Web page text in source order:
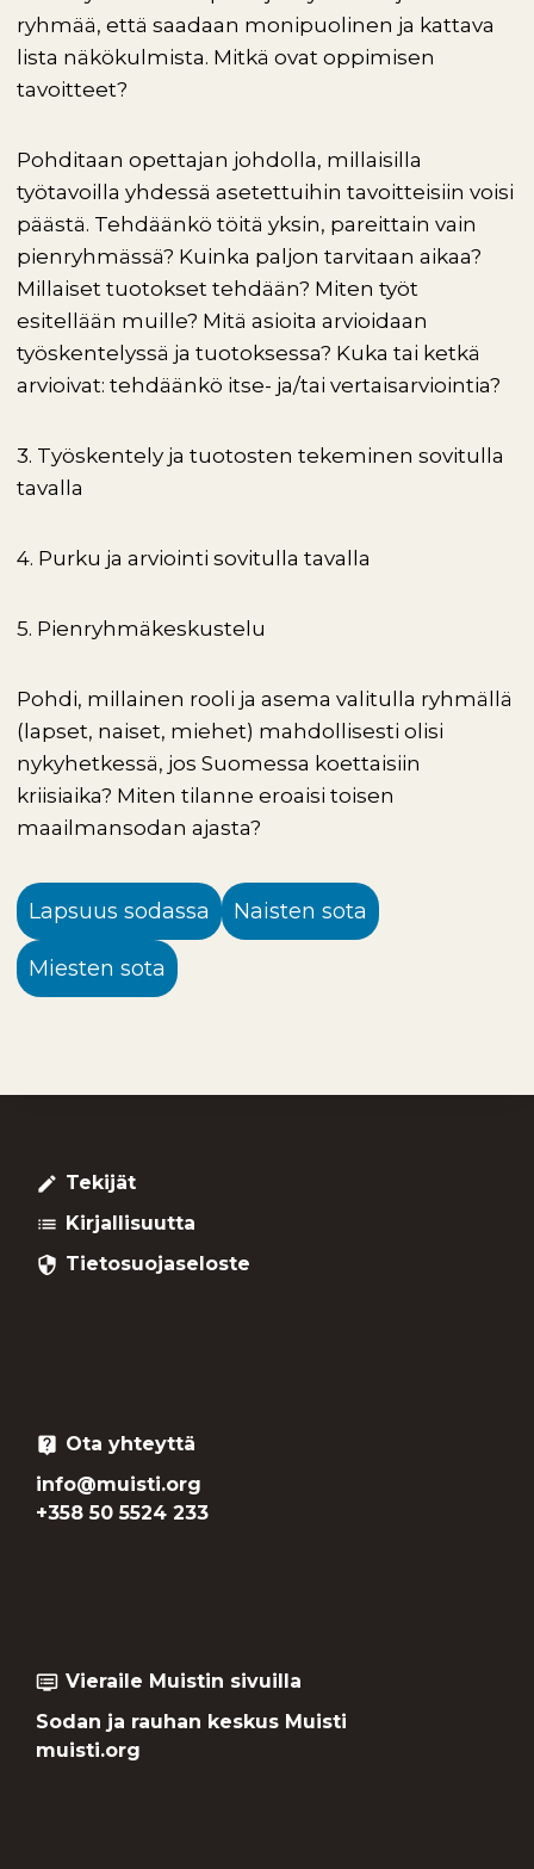
ryhmää, että saadaan monipuolinen ja kattava
lista näkökulmista. Mitkä ovat oppimisen
tavoitteet?
Pohditaan opettajan johdolla, millaisilla
työtavoilla yhdessä asetettuihin tavoitteisiin voisi
päästä. Tehdäänkö töitä yksin, pareittain vain
pienryhmässä? Kuinka paljon tarvitaan aikaa?
Millaiset tuotokset tehdään? Miten työt
esitellään muille? Mitä asioita arvioidaan
työskentelyssä ja tuotoksessa? Kuka tai ketkä
arvioivat: tehdäänkö itse- ja/tai vertaisarviointia?
3. Työskentely ja tuotosten tekeminen sovitulla
tavalla
4. Purku ja arviointi sovitulla tavalla
5. Pienryhmäkeskustelu
Pohdi, millainen rooli ja asema valitulla ryhmällä
(lapset, naiset, miehet) mahdollisesti olisi
nykyhetkessä, jos Suomessa koettaisiin
kriisiaika? Miten tilanne eroaisi toisen
maailmansodan ajasta?
Lapsuus sodassa Naisten sota
Miesten sota
create Tekijät
list Kirjallisuutta
security Tietosuojaseloste
live_help Ota yhteyttä
info@muisti.org
+358 50 5524 233
dvr Vieraile Muistin sivuilla
Sodan ja rauhan keskus Muisti
muisti.org